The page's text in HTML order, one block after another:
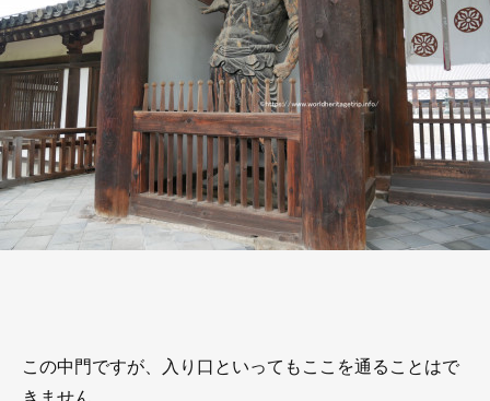
この中門ですが、入り口といってもここを通ることはで